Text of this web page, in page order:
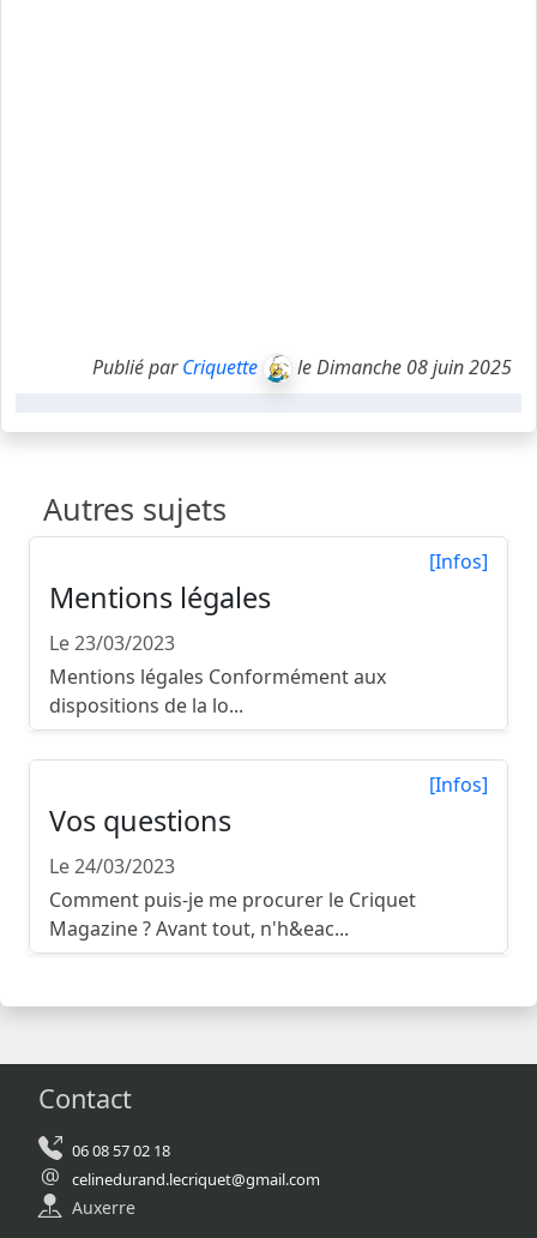
Publié parCriquette le Dimanche 08 juin 2025
Autres sujets
[Infos]
Mentions légales
Le 23/03/2023
Mentions légales Conformément aux
dispositions de la lo...
[Infos]
Vos questions
Le 24/03/2023
Comment puis-je me procurer le Criquet
Magazine ? Avant tout, n'h&eac...
Contact
06 08 57 02 18
celinedurand.lecriquet@gmail.com
Auxerre